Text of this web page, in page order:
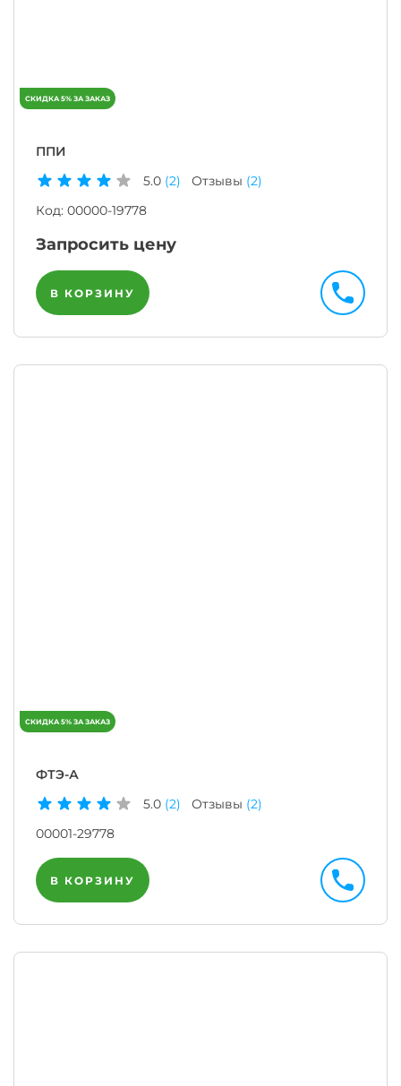
ППИ
5.0 (2) Отзывы (2)
Код: 00000-19778
Запросить цену
В КОРЗИНУ
ФТЭ-А
5.0 (2) Отзывы (2)
00001-29778
В КОРЗИНУ